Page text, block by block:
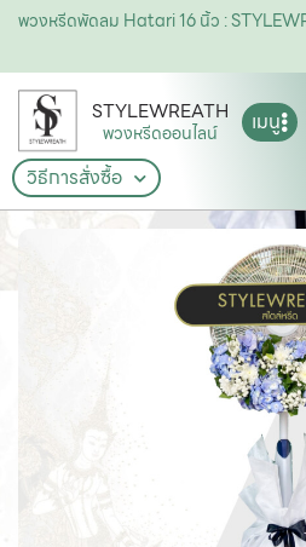
พวงหรีดพัดลม Hatari 16 นิ้ว :
STYLEWREATH
พวงหรีดออนไลน์ เมนู
วิธีการสั่งซื้อ